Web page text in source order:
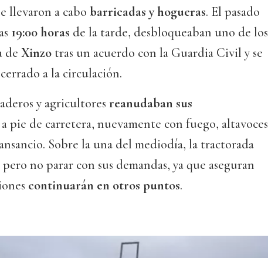
llevaron a cabo barricadas y hogueras. El pasado
19:00 horas de la tarde, desbloqueaban uno de los
de Xinzo tras un acuerdo con la Guardia Civil y se
a la circulación.
y agricultores reanudaban sus
a pie de carretera, nuevamente con fuego, altavoces
Sobre la una del mediodía, la tractorada
no parar con sus demandas, ya que aseguran
continuarán en otros puntos.